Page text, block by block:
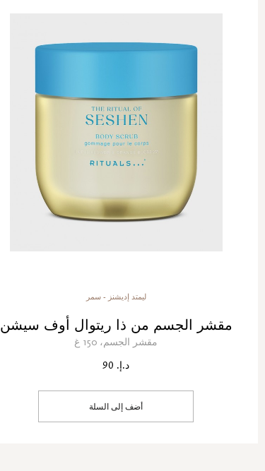
ليمتد إديشنز - سمر
مقشر الجسم من ذا ريتوال أوف سيشن
مقشر الجسم، 150 غ
د.إ. 90
أضف إلى السلة